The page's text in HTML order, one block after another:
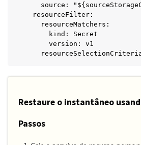
source:
  resourceFilter:
    resourceMatchers:
      kind: Secret
      version: v1
Restaure o instantâneo
Passos